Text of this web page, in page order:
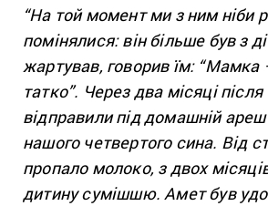
“На той момент ми з ним ніби
помінялися: він більше був з
жартував, говорив їм: “Мамка
татко”. Через два місяці після
відправили під домашній
нашого четвертого сина. Від
пропало молоко, з двох
дитину сумішшю. Амет був